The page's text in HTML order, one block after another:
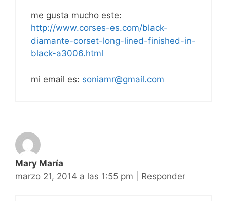
me gusta mucho este:
http://www.corses-es.com/black-
diamante-corset-long-lined-finished-in-
black-a3006.html
mi email es: soniamr@gmail.com
Mary María
marzo 21, 2014 a las 1:55 pm
Responder